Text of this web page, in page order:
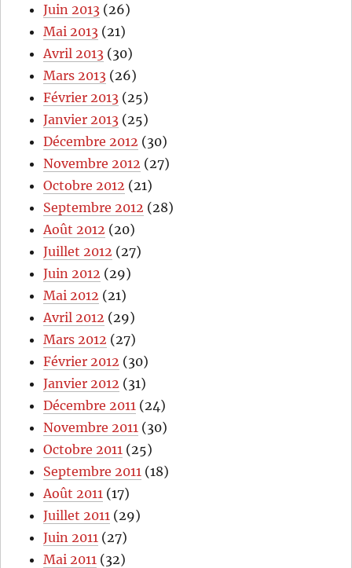
Juin 2013 (26)
Mai 2013 (21)
Avril 2013 (30)
Mars 2013 (26)
Février 2013 (25)
Janvier 2013 (25)
Décembre 2012 (30)
Novembre 2012 (27)
Octobre 2012 (21)
Septembre 2012 (28)
Août 2012 (20)
Juillet 2012 (27)
Juin 2012 (29)
Mai 2012 (21)
Avril 2012 (29)
Mars 2012 (27)
Février 2012 (30)
Janvier 2012 (31)
Décembre 2011 (24)
Novembre 2011 (30)
Octobre 2011 (25)
Septembre 2011 (18)
Août 2011 (17)
Juillet 2011 (29)
Juin 2011 (27)
Mai 2011 (32)